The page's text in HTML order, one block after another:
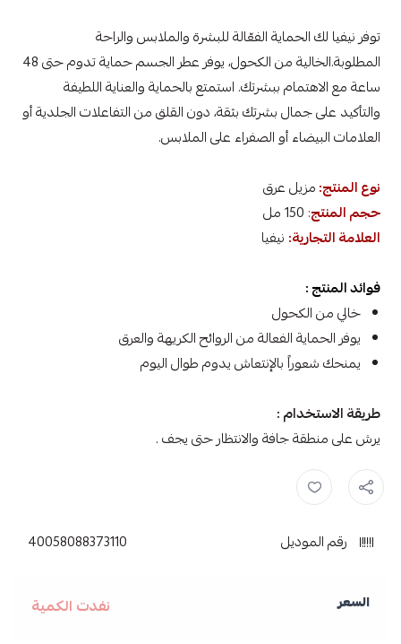
توفر نيفيا لك الحماية الفعّالة للبشرة والملابس والراحة
المطلوبة.الخالية من الكحول، يوفر عطر الجسم حماية تدوم حتى 48
ساعة مع الاهتمام ببشرتك. استمتع بالحماية والعناية اللطيفة
والتأكيد على جمال بشرتك بثقة، دون القلق من التفاعلات الجلدية أو
العلامات البيضاء أو الصفراء على الملابس.
نوع المنتج:مزيل عرق
حجم المنتج: 150 مل
العلامة التجارية: نيفيا
فوائد المنتج :
خالي من الكحول
يوفر الحماية الفعالة من الروائح الكريهة والعرق
يمنحك شعوراً بالإنتعاش يدوم طوال اليوم
طريقة الاستخدام :
يرش على منطقة جافة والانتظار حتى يجف .
نيفيا , مزيل عرق ,
رقم الموديل 40058088373110
السعر نفدت الكمية